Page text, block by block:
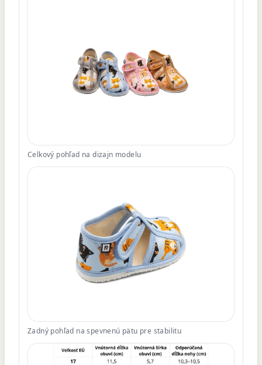
Celkový pohľad na dizajn modelu
Zadný pohľad na spevnenú pätu pre stabilitu